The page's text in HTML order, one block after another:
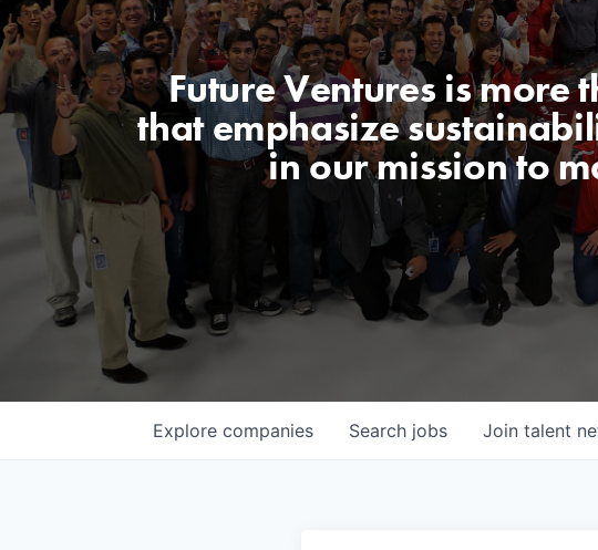
Future Ventures is more
that emphasize
in our mission to
Search jobs
Explore companies Join talent